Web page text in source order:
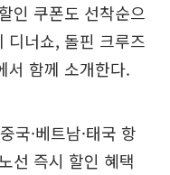
인 쿠폰도 선착순으
디너쇼, 돌핀 크루즈
서 함께 소개한다.
국·베트남·태국 항
선 즉시 할인 혜택